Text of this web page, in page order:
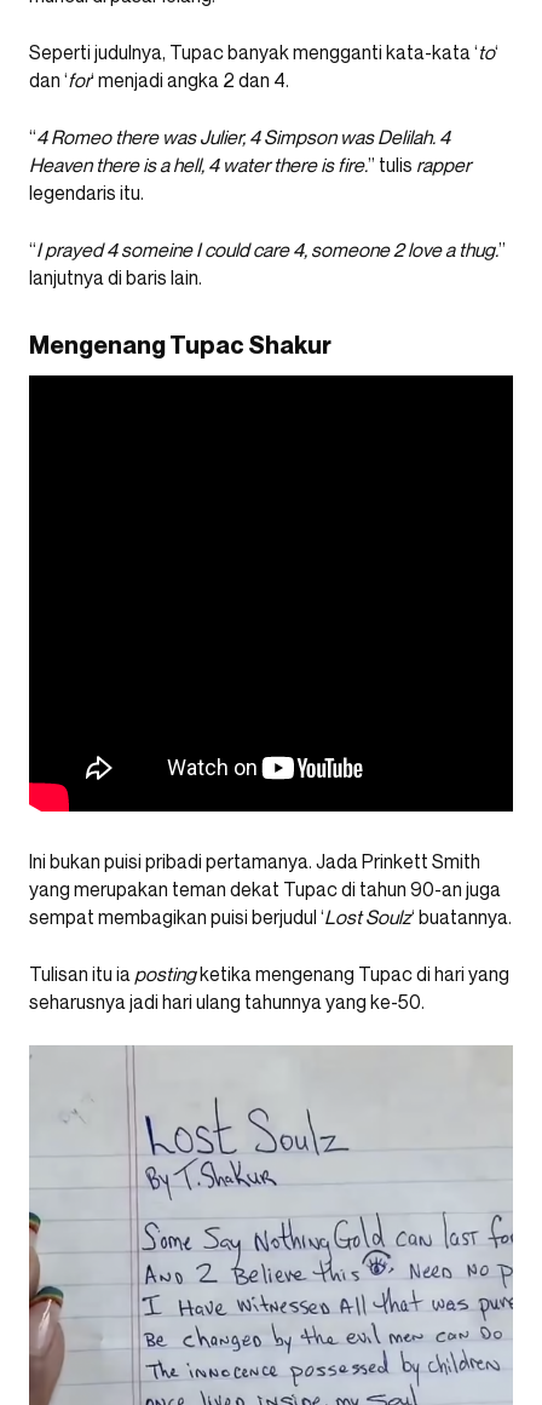
Seperti judulnya, Tupac banyak mengganti kata-kata ‘to‘
dan ‘for‘ menjadi angka 2 dan 4.
“4 Romeo there was Julier, 4 Simpson was Delilah. 4
Heaven there is a hell, 4 water there is fire.” tulis rapper
legendaris itu.
“I prayed 4 someine I could care 4, someone 2 love a thug.”
lanjutnya di baris lain.
Mengenang Tupac Shakur
Ini bukan puisi pribadi pertamanya. Jada Prinkett Smith
yang merupakan teman dekat Tupac di tahun 90-an juga
sempat membagikan puisi berjudul ‘Lost Soulz‘ buatannya.
Tulisan itu ia postingketika mengenang Tupac di hari yang
seharusnya jadi hari ulang tahunnya yang ke-50.